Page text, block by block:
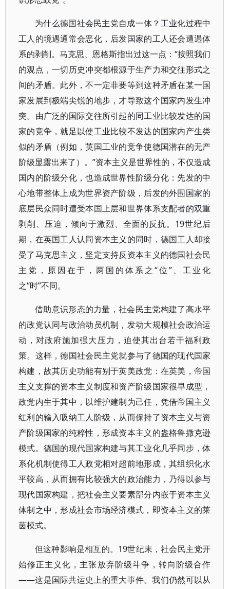
为什么德国社会民主党自成一体？工业化过程中
工人的境遇通常会恶化，后发国家的工人还会遭遇体
系的剥削。马克思、恩格斯指出过这一点：“按照我们
的观点，一切历史冲突都根源于生产力和交往形式之
间的矛盾。此外，不一定非要等到这种矛盾在某一国
家发展到极端尖锐的地步，才导致这个国家内发生冲
突。由广泛的国际交往所引起的同工业比较发达的国
家的竞争，就足以使工业比较不发达的国家内产生类
似的矛盾（例如，英国工业的竞争使德国潜在的无产
阶级显露出来了）。”资本主义是世界性的，不仅造成
国内的阶级分化，也造成世界性阶级分化：先发的中
心地带整体上成为世界资产阶级，后发的外围国家的
底层民众同时遭受本国上层和世界体系支配者的双重
剥削、压迫，倾向于激烈、全面的反抗。19世纪后
期，在英国工人认同资本主义的同时，德国工人却接
受了马克思主义，坚定支持反资本主义的德国社会民
主党，原因在于，两国的体系之“位”、工业化
之“时”不同。
借助意识形态的力量，社会民主党构建了高水平
的政党认同与政治动员机制，发动大规模社会政治运
动，对政府施加强大压力，迫使其出台若干福利政
策。这样，德国社会民主党就参与了德国的现代国家
构建，故其历史功能有别于英美政党：在英美，帝国
主义支撑的资本主义制度和资产阶级国家很早成型，
政党内生于其中，以维护建制为己任，凭借帝国主义
红利的输入吸纳工人阶级，从而保持了资本主义与资
产阶级国家的纯粹性，形成资本主义的盎格鲁撒克逊
模式。德国的现代国家构建与其工业化几乎同步，体
系化机制使得工人政党相对超前地形成，其组织化水
平较高，从而拥有比较强大的政治能力，乃得以参与
现代国家构建，把社会主义要素部分内嵌于资本主义
体制之中，形成社会市场经济模式，即资本主义的莱
茵模式。
但这种影响是相互的。19世纪末，社会民主党开
始修正主义化，主张放弃阶级斗争，转向阶级合作
——这是国际共运史上的重大事件。我们仍然可以从